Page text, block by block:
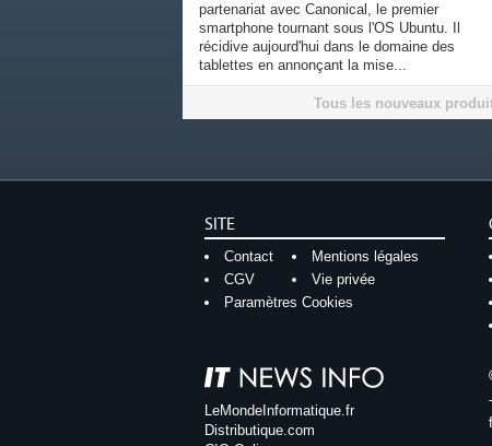
partenariat avec Canonical, le premier
smartphone tournant sous l'OS Ubuntu. Il
récidive aujourd'hui dans le domaine des
tablettes en annonçant la mise...
Tous les nouveaux
SITE
Contact
Mentions légales
CGV
Vie privée
Paramètres Cookies
LeMondeInformatique.fr
Distributique.com